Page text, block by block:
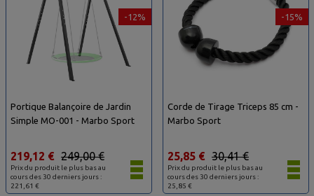
-12%
Portique Balançoire de Jardin
Simple MO-001 - Marbo Sport
Prix du produit le plus bas au
cours des 30 derniers jours :
221,61 €
249,00 €
219,12 €
-15%
Corde de Tirage Triceps 85 cm -
Marbo Sport
Prix du produit le plus bas au
cours des 30 derniers jours :
25,85 €
30,41 €
25,85 €